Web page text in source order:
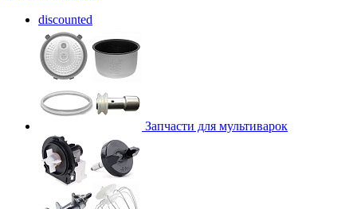
discounted
Запчасти для мультиварок